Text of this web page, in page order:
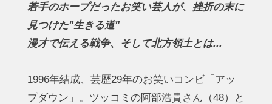
若手のホープだったお笑い芸人が、挫折の末に
見つけた"生きる道"
漫才で伝える戦争、そして北方領土とは...
1996年結成、芸歴29年のお笑いコンビ「アッ
プダウン」。ツッコミの阿部浩貴さん（48）と